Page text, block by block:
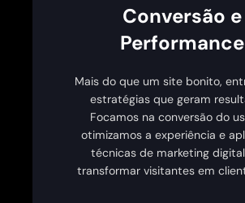
Conversão e
Performance
Mais do que um site bonito,
estratégias que geram
Focamos na conversão do
otimizamos a experiência e
técnicas de marketing
transformar visitantes em